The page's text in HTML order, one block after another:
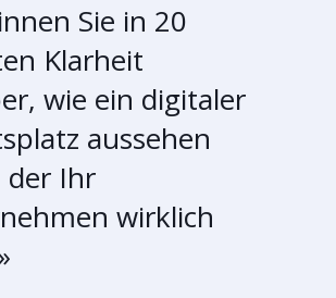
Sie in 20
Klarheit
wie ein digitaler
aussehen
der Ihr
wirklich